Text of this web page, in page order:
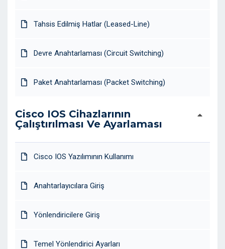
Tahsis Edilmiş Hatlar (Leased-Line)
Devre Anahtarlaması (Circuit Switching)
Paket Anahtarlaması (Packet Switching)
Cisco IOS Cihazlarının
Çalıştırılması Ve Ayarlaması
Cisco IOS Yazılımının Kullanımı
Anahtarlayıcılara Giriş
Yönlendiricilere Giriş
Temel Yönlendirici Ayarları